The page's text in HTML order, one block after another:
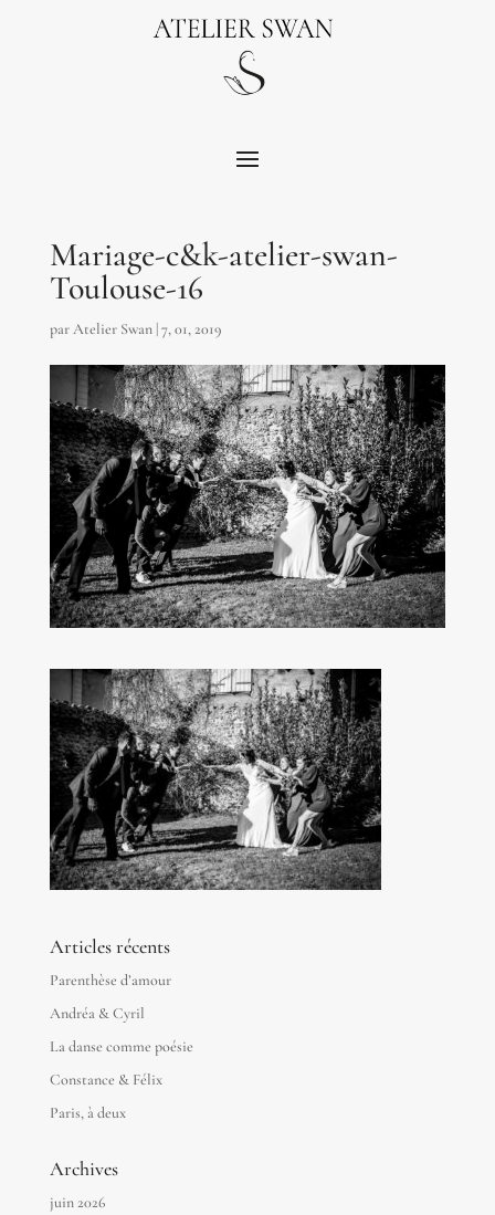
Mariage-c&k-atelier-swan-
Toulouse-16
parAtelier Swan|7, 01, 2019
Articles récents
Parenthèse d’amour
Andréa & Cyril
La danse comme poésie
Constance & Félix
Paris, à deux
Archives
juin 2026